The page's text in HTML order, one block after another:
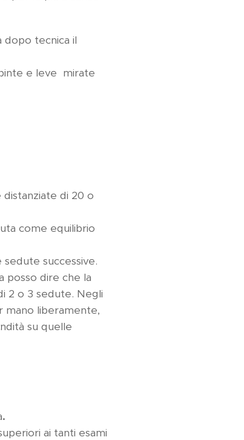
tecnica il
e leve mirate
di 20 o
come equilibrio
successive.
posso dire che la
2 o 3 sedute. Negli
mano liberamente,
su quelle
.
ai tanti esami